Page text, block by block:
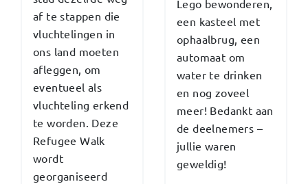
af te stappen die
vluchtelingen in
ons land moeten
afleggen, om
eventueel als
vluchteling erkend
te worden. Deze
Refugee Walk
wordt
georganiseerd
Lego bewonderen,
een kasteel met
ophaalbrug, een
automaat om
water te drinken
en nog zoveel
meer! Bedankt aan
de deelnemers –
jullie waren
geweldig!